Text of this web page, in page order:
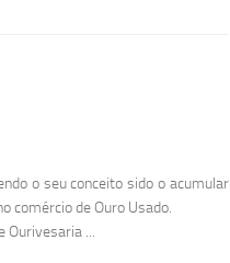
o seu conceito sido o acumular
comércio de Ouro Usado.
Ourivesaria ...